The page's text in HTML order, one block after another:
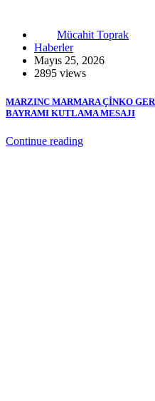
Mücahit Toprak
Haberler
Mayıs 25, 2026
2895 views
MARZINC MARMARA ÇİNKO
BAYRAMI KUTLAMA MESAJI
Continue reading